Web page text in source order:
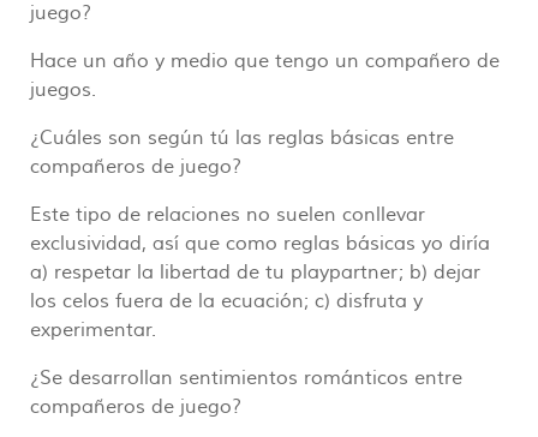
juego?
Hace un año y medio que tengo un compañero de
juegos.
¿Cuáles son según tú las reglas básicas entre
compañeros de juego?
Este tipo de relaciones no suelen conllevar
exclusividad, así que como reglas básicas yo diría
a) respetar la libertad de tu playpartner; b) dejar
los celos fuera de la ecuación; c) disfruta y
experimentar.
¿Se desarrollan sentimientos románticos entre
compañeros de juego?